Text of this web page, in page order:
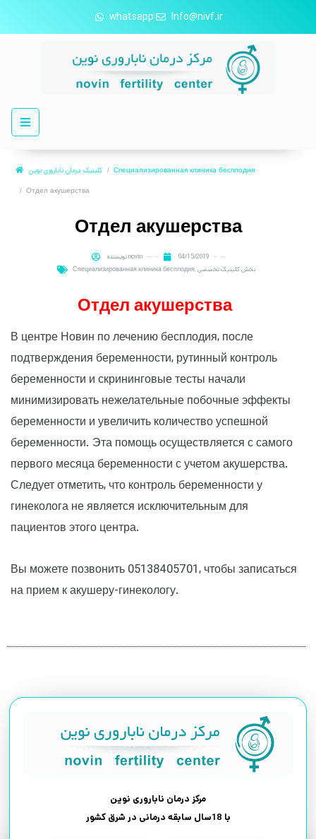
whatsapp Info@nivf.ir
کلینیک درمان ناباروری نوین Специализированная клиника бесплодия
Отдел акушерства
Отдел акушерства
نویسندهnovin
04/15/2019
Специализированная клиника бесплодия, بخش کلینیک تخصصی
Отдел акушерства
В центре Новин по лечению бесплодия, после
подтверждения беременности, рутинный контроль
беременности и скрининговые тесты начали
минимизировать нежелательные побочные эффекты
беременности и увеличить количество успешной
беременности. Эта помощь осуществляется с самого
первого месяца беременности с учетом акушерства.
Следует отметить, что контроль беременности у
гинеколога не является исключительным для
пациентов этого центра.
Вы можете позвонить 05138405701, чтобы записаться
на прием к акушеру-гинекологу.
مرکز درمان ناباروری نوین
با 18سال سابقه درمانی در شرق کشور